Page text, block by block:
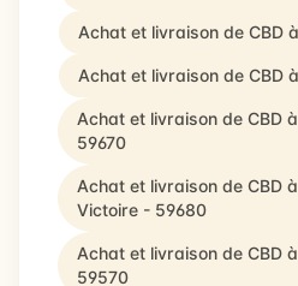
Achat et livraison de CBD
Achat et livraison de CBD
Achat et livraison de CBD
59670
Achat et livraison de CBD
Victoire - 59680
Achat et livraison de CBD
59570